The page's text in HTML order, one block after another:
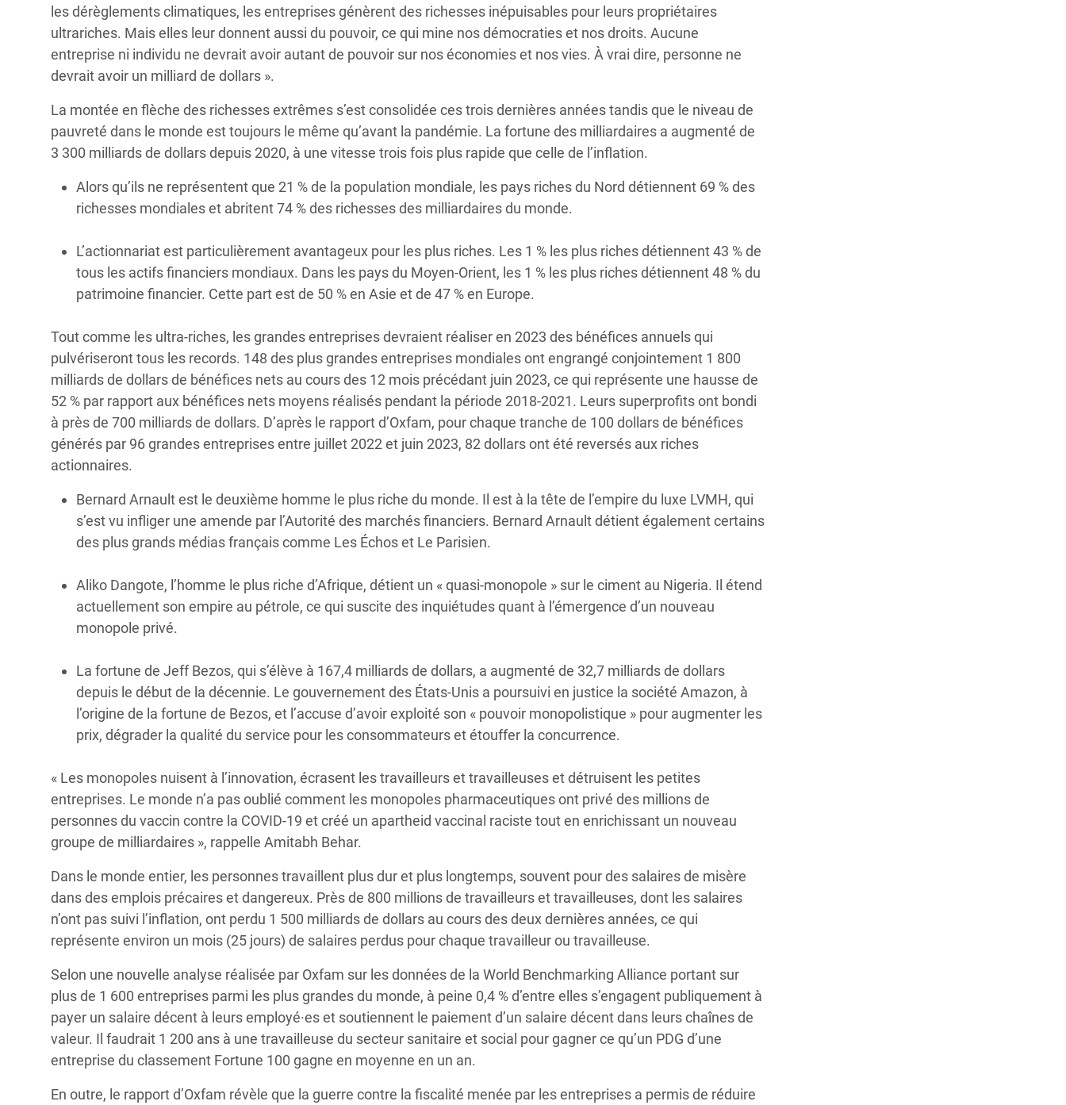
les dérèglements climatiques, les entreprises génèrent des richesses inépuisables pour leurs propriétaires
ultrariches. Mais elles leur donnent aussi du pouvoir, ce qui mine nos démocraties et nos droits. Aucune
entreprise ni individu ne devrait avoir autant de pouvoir sur nos économies et nos vies. À vrai dire, personne ne
devrait avoir un milliard de dollars ».
La montée en flèche des richesses extrêmes s’est consolidée ces trois dernières années tandis que le niveau de
pauvreté dans le monde est toujours le même qu’avant la pandémie. La fortune des milliardaires a augmenté de
3 300 milliards de dollars depuis 2020, à une vitesse trois fois plus rapide que celle de l’inflation.
Alors qu’ils ne représentent que 21 % de la population mondiale, les pays riches du Nord détiennent 69 % des
richesses mondiales et abritent 74 % des richesses des milliardaires du monde.
L’actionnariat est particulièrement avantageux pour les plus riches. Les 1 % les plus riches détiennent 43 % de
tous les actifs financiers mondiaux. Dans les pays du Moyen-Orient, les 1 % les plus riches détiennent 48 % du
patrimoine financier. Cette part est de 50 % en Asie et de 47 % en Europe.
Tout comme les ultra-riches, les grandes entreprises devraient réaliser en 2023 des bénéfices annuels qui
pulvériseront tous les records. 148 des plus grandes entreprises mondiales ont engrangé conjointement 1 800
milliards de dollars de bénéfices nets au cours des 12 mois précédant juin 2023, ce qui représente une hausse de
52 % par rapport aux bénéfices nets moyens réalisés pendant la période 2018-2021. Leurs superprofits ont bondi
à près de 700 milliards de dollars. D’après le rapport d’Oxfam, pour chaque tranche de 100 dollars de bénéfices
générés par 96 grandes entreprises entre juillet 2022 et juin 2023, 82 dollars ont été reversés aux riches
actionnaires.
Bernard Arnault est le deuxième homme le plus riche du monde. Il est à la tête de l’empire du luxe LVMH, qui
s’est vu infliger une amende par l’Autorité des marchés financiers. Bernard Arnault détient également certains
des plus grands médias français comme Les Échos et Le Parisien.
Aliko Dangote, l’homme le plus riche d’Afrique, détient un « quasi-monopole » sur le ciment au Nigeria. Il étend
actuellement son empire au pétrole, ce qui suscite des inquiétudes quant à l’émergence d’un nouveau
monopole privé.
La fortune de Jeff Bezos, qui s’élève à 167,4 milliards de dollars, a augmenté de 32,7 milliards de dollars
depuis le début de la décennie. Le gouvernement des États-Unis a poursuivi en justice la société Amazon, à
l’origine de la fortune de Bezos, et l’accuse d’avoir exploité son « pouvoir monopolistique » pour augmenter les
prix, dégrader la qualité du service pour les consommateurs et étouffer la concurrence.
« Les monopoles nuisent à l’innovation, écrasent les travailleurs et travailleuses et détruisent les petites
entreprises. Le monde n’a pas oublié comment les monopoles pharmaceutiques ont privé des millions de
personnes du vaccin contre la COVID-19 et créé un apartheid vaccinal raciste tout en enrichissant un nouveau
groupe de milliardaires », rappelle Amitabh Behar.
Dans le monde entier, les personnes travaillent plus dur et plus longtemps, souvent pour des salaires de misère
dans des emplois précaires et dangereux. Près de 800 millions de travailleurs et travailleuses, dont les salaires
n’ont pas suivi l’inflation, ont perdu 1 500 milliards de dollars au cours des deux dernières années, ce qui
représente environ un mois (25 jours) de salaires perdus pour chaque travailleur ou travailleuse.
Selon une nouvelle analyse réalisée par Oxfam sur les données de la World Benchmarking Alliance portant sur
plus de 1 600 entreprises parmi les plus grandes du monde, à peine 0,4 % d’entre elles s’engagent publiquement à
payer un salaire décent à leurs employé·es et soutiennent le paiement d’un salaire décent dans leurs chaînes de
valeur. Il faudrait 1 200 ans à une travailleuse du secteur sanitaire et social pour gagner ce qu’un PDG d’une
entreprise du classement Fortune 100 gagne en moyenne en un an.
En outre, le rapport d’Oxfam révèle que la guerre contre la fiscalité menée par les entreprises a permis de réduire